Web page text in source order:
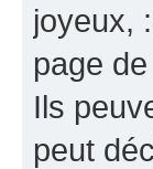
joyeux,
page
Ils
peut